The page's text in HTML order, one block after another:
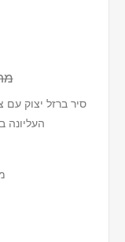
העליונה